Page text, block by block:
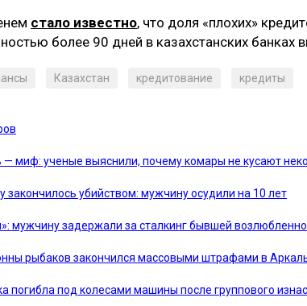
стало известно, что доля «плохих»
более 90 дней в казахстанских банках
Казахстан кредитование кредиты